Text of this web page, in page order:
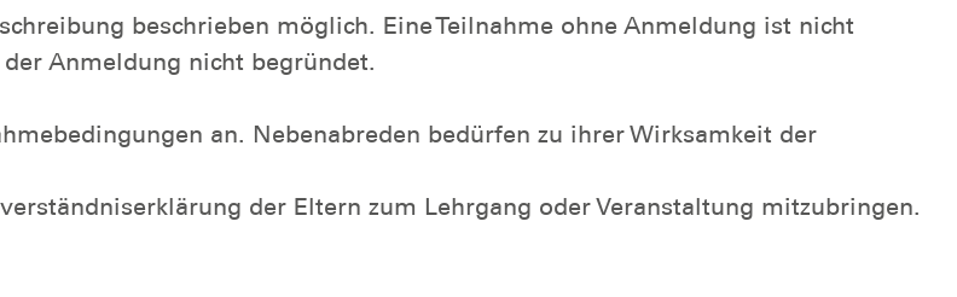
beschrieben möglich. Eine Teilnahme ohne Anmeldung ist nicht
Anmeldung nicht begründet.
an. Nebenabreden bedürfen zu ihrer Wirksamkeit der
der Eltern zum Lehrgang oder Veranstaltung mitzubringen.